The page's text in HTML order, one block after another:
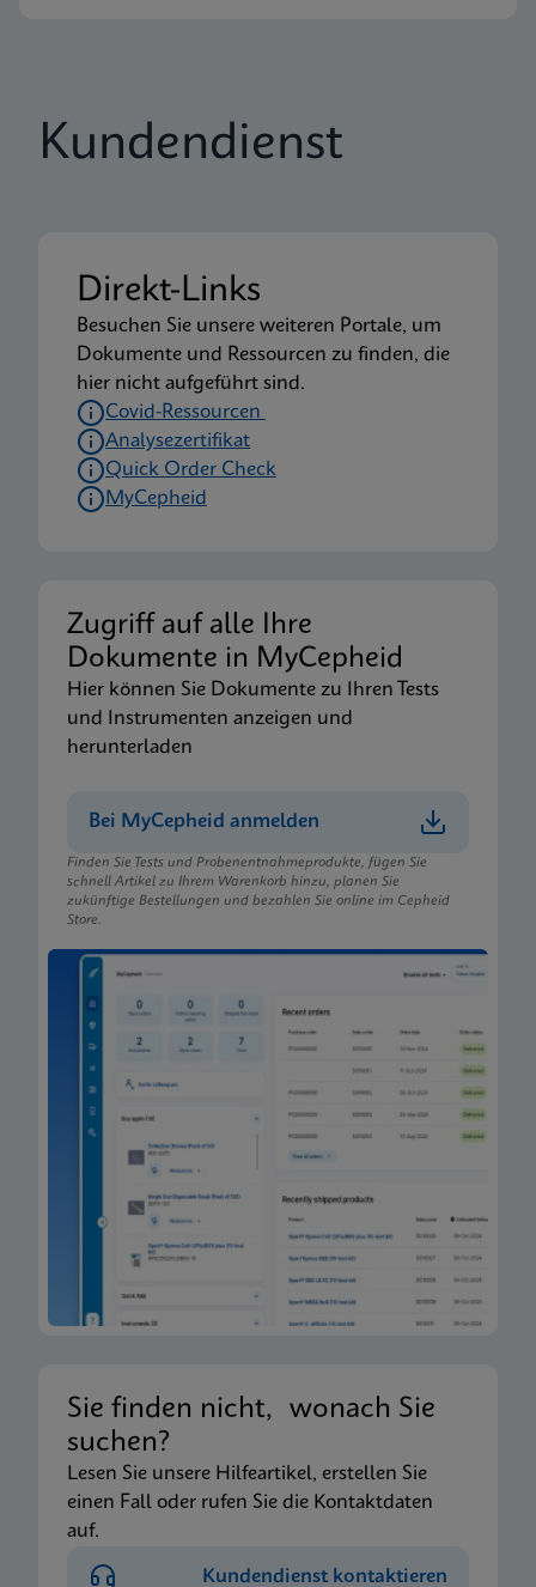
Kundendienst
Direkt-Links
Besuchen Sie unsere weiteren Portale, um
Dokumente und Ressourcen zu finden, die
hier nicht aufgeführt sind.
Covid-Ressourcen
Analysezertifikat
Quick Order Check
MyCepheid
Zugriff auf alle Ihre
Dokumente in MyCepheid
Hier können Sie Dokumente zu Ihren Tests
und Instrumenten anzeigen und
herunterladen
Bei MyCepheid anmelden
Finden Sie Tests und Probenentnahmeprodukte, fügen Sie
schnell Artikel zu Ihrem Warenkorb hinzu, planen Sie
zukünftige Bestellungen und bezahlen Sie online im Cepheid
Store.
Sie finden nicht, wonach Sie
suchen?
Lesen Sie unsere Hilfeartikel, erstellen Sie
einen Fall oder rufen Sie die Kontaktdaten
auf.
Kundendienst kontaktieren